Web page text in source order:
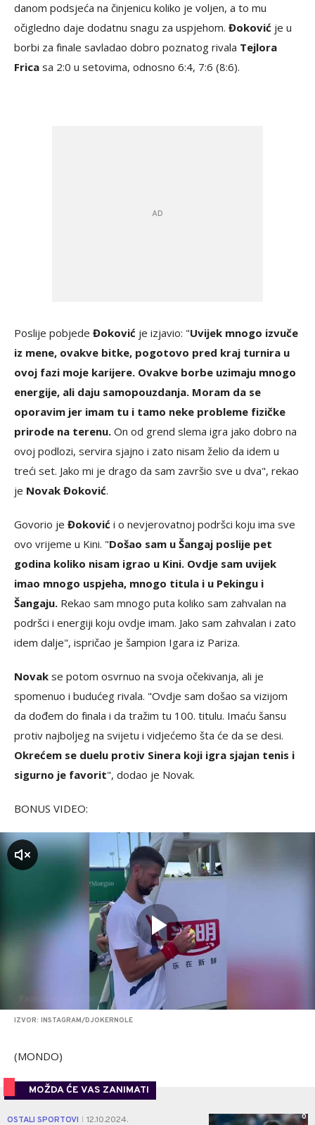
danom podsjeća na činjenicu koliko je voljen, a to mu
očigledno daje dodatnu snagu za uspjehom. Đoković je u
borbi za finale savladao dobro poznatog rivala Tejlora
Frica sa 2:0 u setovima, odnosno 6:4, 7:6 (8:6).
Poslije pobjede Đoković je izjavio: "Uvijek mnogo izvuče
iz mene, ovakve bitke, pogotovo pred kraj turnira u
ovoj fazi moje karijere. Ovakve borbe uzimaju mnogo
energije, ali daju samopouzdanja. Moram da se
oporavim jer imam tu i tamo neke probleme fizičke
prirode na terenu. On od grend slema igra jako dobro na
ovoj podlozi, servira sjajno i zato nisam želio da idem u
treći set. Jako mi je drago da sam završio sve u dva", rekao
je Novak Đoković.
Govorio je Đoković i o nevjerovatnoj podršci koju ima sve
ovo vrijeme u Kini. "Došao sam u Šangaj poslije pet
godina koliko nisam igrao u Kini. Ovdje sam uvijek
imao mnogo uspjeha, mnogo titula i u Pekingu i
Šangaju. Rekao sam mnogo puta koliko sam zahvalan na
podršci i energiji koju ovdje imam. Jako sam zahvalan i zato
idem dalje", ispričao je šampion Igara iz Pariza.
Novak se potom osvrnuo na svoja očekivanja, ali je
spomenuo i budućeg rivala. "Ovdje sam došao sa vizijom
da dođem do finala i da tražim tu 100. titulu. Imaću šansu
protiv najboljeg na svijetu i vidjećemo šta će da se desi.
Okrećem se duelu protiv Sinera koji igra sjajan tenis i
sigurno je favorit", dodao je Novak.
BONUS VIDEO:
IZVOR: INSTAGRAM/DJOKERNOLE
(MONDO)
MOŽDA ĆE VAS ZANIMATI
OSTALI SPORTOVI 12.10.2024. 0